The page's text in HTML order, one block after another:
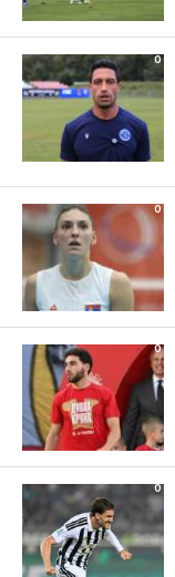
0
0
0
0